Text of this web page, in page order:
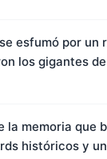
esfumó por un
los gigantes
la memoria que
históricos y